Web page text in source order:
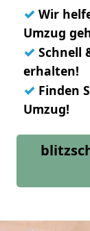
✓ Wir
Umzug
✓ Schnell
erhalten!
✓ Finden
Umzug!